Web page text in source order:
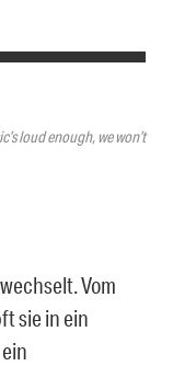
loud enough, we won’t
Vom
sie in ein